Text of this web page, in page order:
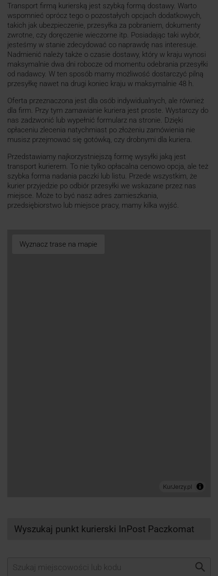
Transport firmą kurierską jest szybką formą dostawy. Warto
wspomnieć oprócz tego o pozostałych opcjach dodatkowych,
takich jak ubezpieczenie, przesyłka za pobraniem, dokumenty
zwrotne, czy doręczenie wieczorne itp. Posiadając taki wybór,
jesteśmy w stanie zdecydować co naprawdę nas interesuje.
Nadmienić należy także o czasie dostawy, który w kraju wynosi
maksymalnie dwa dni robocze od momentu odebrania przesyłki
od nadawcy. W ten sposób mamy możliwość dostarczyć pilną
przesyłkę nawet na drugi koniec kraju w maksymalnie 48 h.
Oferta przeznaczona jest dla osób indywidualnych, ale również
dla firm. Przy tym zamawianie kuriera jest proste. Wystarczy do
nas zadzwonić lub wypełnić formularz na stronie. Dzięki
opłaceniu zlecenia natychmiast po złożeniu zamówienia nie
musisz przejmować się gotówką, czy drobnymi dla kuriera.
Przedstawiamy najkorzystniejszą formę wysyłki jaką jest
transport kurierem. To nie tylko opłacalna cenowo opcja, ale też
szybka forma nadania paczki lub listu. Przede wszystkim, że
kurier przyjedzie po odbiór przesyłki we wskazane przez nas
miejsce. Może to być nasz adres zamieszkania,
przedsiębiorstwo lub miejsce pracy, mamy kilka wyjść.
Wyznacz trase na mapie
Wyszukaj punkt kurierski InPost Paczkomat